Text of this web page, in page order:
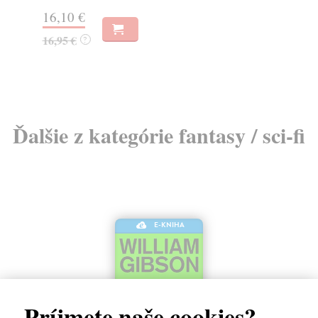
18,04 €
18,99 € ?
Ďalšie z kategórie fantasy / sci-fi
E-KNIHA